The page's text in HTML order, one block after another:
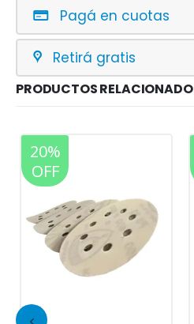
Pagá en cuotas
Retirá gratis
PRODUCTOS
20%
OFF